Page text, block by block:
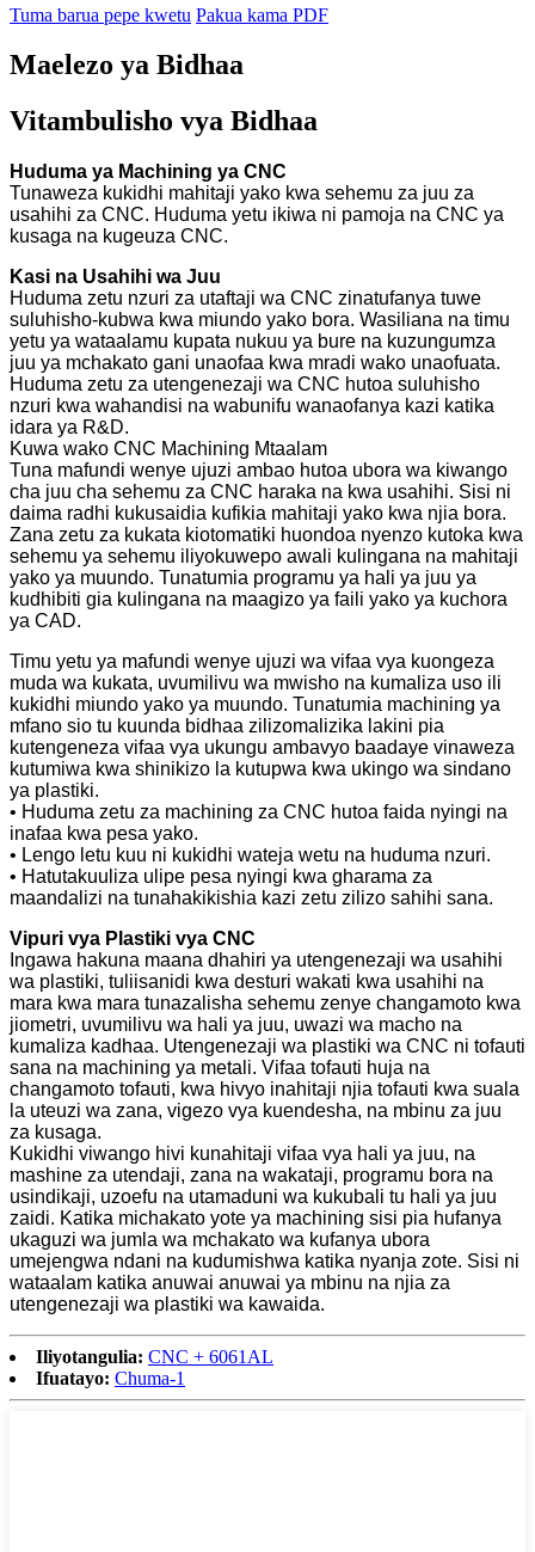
Tuma barua pepe kwetu Pakua kama PDF
Maelezo ya Bidhaa
Vitambulisho vya Bidhaa
Huduma ya Machining ya CNC
Tunaweza kukidhi mahitaji yako kwa sehemu za juu za
usahihi za CNC. Huduma yetu ikiwa ni pamoja na CNC ya
kusaga na kugeuza CNC.
Kasi na Usahihi wa Juu
Huduma zetu nzuri za utaftaji wa CNC zinatufanya tuwe
suluhisho-kubwa kwa miundo yako bora. Wasiliana na timu
yetu ya wataalamu kupata nukuu ya bure na kuzungumza
juu ya mchakato gani unaofaa kwa mradi wako unaofuata.
Huduma zetu za utengenezaji wa CNC hutoa suluhisho
nzuri kwa wahandisi na wabunifu wanaofanya kazi katika
idara ya R&D.
Kuwa wako CNC Machining Mtaalam
Tuna mafundi wenye ujuzi ambao hutoa ubora wa kiwango
cha juu cha sehemu za CNC haraka na kwa usahihi. Sisi ni
daima radhi kukusaidia kufikia mahitaji yako kwa njia bora.
Zana zetu za kukata kiotomatiki huondoa nyenzo kutoka kwa
sehemu ya sehemu iliyokuwepo awali kulingana na mahitaji
yako ya muundo. Tunatumia programu ya hali ya juu ya
kudhibiti gia kulingana na maagizo ya faili yako ya kuchora
ya CAD.
Timu yetu ya mafundi wenye ujuzi wa vifaa vya kuongeza
muda wa kukata, uvumilivu wa mwisho na kumaliza uso ili
kukidhi miundo yako ya muundo. Tunatumia machining ya
mfano sio tu kuunda bidhaa zilizomalizika lakini pia
kutengeneza vifaa vya ukungu ambavyo baadaye vinaweza
kutumiwa kwa shinikizo la kutupwa kwa ukingo wa sindano
ya plastiki.
• Huduma zetu za machining za CNC hutoa faida nyingi na
inafaa kwa pesa yako.
• Lengo letu kuu ni kukidhi wateja wetu na huduma nzuri.
• Hatutakuuliza ulipe pesa nyingi kwa gharama za
maandalizi na tunahakikishia kazi zetu zilizo sahihi sana.
Vipuri vya Plastiki vya CNC
Ingawa hakuna maana dhahiri ya utengenezaji wa usahihi
wa plastiki, tuliisanidi kwa desturi wakati kwa usahihi na
mara kwa mara tunazalisha sehemu zenye changamoto kwa
jiometri, uvumilivu wa hali ya juu, uwazi wa macho na
kumaliza kadhaa. Utengenezaji wa plastiki wa CNC ni tofauti
sana na machining ya metali. Vifaa tofauti huja na
changamoto tofauti, kwa hivyo inahitaji njia tofauti kwa suala
la uteuzi wa zana, vigezo vya kuendesha, na mbinu za juu
za kusaga.
Kukidhi viwango hivi kunahitaji vifaa vya hali ya juu, na
mashine za utendaji, zana na wakataji, programu bora na
usindikaji, uzoefu na utamaduni wa kukubali tu hali ya juu
zaidi. Katika michakato yote ya machining sisi pia hufanya
ukaguzi wa jumla wa mchakato wa kufanya ubora
umejengwa ndani na kudumishwa katika nyanja zote. Sisi ni
wataalam katika anuwai anuwai ya mbinu na njia za
utengenezaji wa plastiki wa kawaida.
Iliyotangulia: CNC + 6061AL
Ifuatayo: Chuma-1